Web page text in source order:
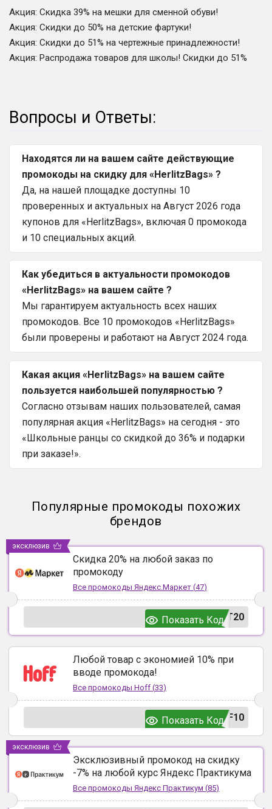
Акция: Скидка 39% на мешки для сменной обуви!
Акция: Скидки до 50% на детские фартуки!
Акция: Скидки до 51% на чертежные принадлежности!
Акция: Распродажа товаров для школы! Скидки до 51%
Вопросы и Ответы:
Находятся ли на вашем сайте действующие
промокоды на скидку для «HerlitzBags» ?
Да, на нашей площадке доступны 10
проверенных и актуальных на Август 2026 года
купонов для «HerlitzBags», включая 0 промокода
и 10 специальных акций.
Как убедиться в актуальности промокодов
«HerlitzBags» на вашем сайте ?
Мы гарантируем актуальность всех наших
промокодов. Все 10 промокодов «HerlitzBags»
были проверены и работают на Август 2024 года.
Какая акция «HerlitzBags» на вашем сайте
пользуется наибольшей популярностью ?
Согласно отзывам наших пользователей, самая
популярная акция «HerlitzBags» на сегодня - это
«Школьные ранцы со скидкой до 36% и подарки
при заказе!».
Популярные промокоды похожих
брендов
Скидка 20% на любой заказ по
промокоду
Все промокоды Яндекс.Маркет (47)
T20
Показать Код
эксклюзив
Любой товар с экономией 10% при
вводе промокода!
Все промокоды Hoff (33)
F10
Показать Код
Эксклюзивный промокод на скидку
-7% на любой курс Яндекс Практикума
Все промокоды Яндекс Практикум (85)
эксклюзив